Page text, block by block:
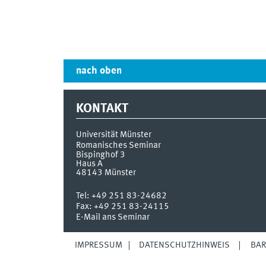
nach oben
KONTAKT
Universität Münster
Romanisches Seminar
Bispinghof 3
Haus A
48143 Münster
Tel: +49 251 83-24682
Fax: +49 251 83-24115
E-Mail ans Seminar
IMPRESSUM DATENSCHUTZHINWEIS